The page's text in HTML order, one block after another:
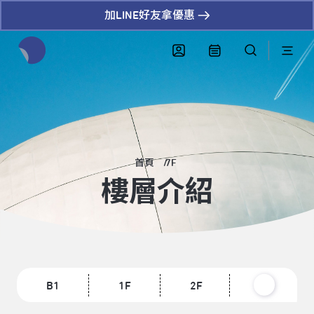
加LINE好友拿優惠
首頁 7F
樓層介紹
B1 1F 2F